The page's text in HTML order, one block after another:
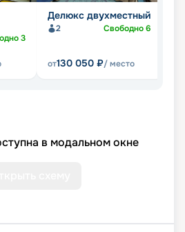
3
Делюкс двухместный
2 Свободно6
от130 050 ₽/ место
в модальном окне